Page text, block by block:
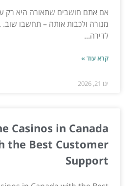
אם אתם חושבים שתאורה היא רק
מנורה ולכבות אותה – תחשבו שוב.
לדירה...
קרא עוד »
ינו 21, 2026
Casinos in Canada
the Best Customer
Support